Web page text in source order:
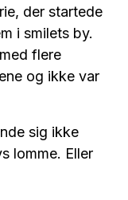
der startede
i smilets by.
flere
og ikke var
sig ikke
lomme. Eller